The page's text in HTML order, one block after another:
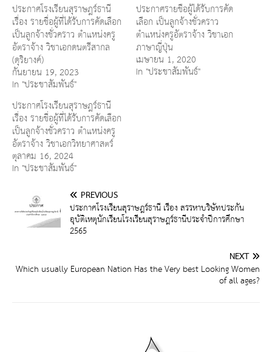
ประกาศโรงเรียนสุราษฎร์ธานี
เรื่อง รายชื่อผู้ที่ได้รับการคัดเลือก
เป็นลูกจ้างชั่วคราว ตำแหน่งครู
อัตราจ้าง วิชาเอกดนตรีสากล
(ดุริยางค์)
กันยายน 19, 2023
In "ประชาสัมพันธ์"
ประกาศรายชื่อผู้ได้รับการคัด
เลือก เป็นลูกจ้างชั่วคราว
ตำแหน่งครูอัตราจ้าง วิชาเอก
ภาษาญี่ปุ่น
เมษายน 1, 2020
In "ประชาสัมพันธ์"
ประกาศโรงเรียนสุราษฎร์ธานี
เรื่อง รายชื่อผู้ที่ได้รับการคัดเลือก
เป็นลูกจ้างชั่วคราว ตำแหน่งครู
อัตราจ้าง วิชาเอกวิทยาศาสตร์
ตุลาคม 16, 2024
In "ประชาสัมพันธ์"
PREVIOUS
ประกาศโรงเรียนสุราษฎร์ธานี เรื่อง สรรหาบริษัทประกัน
อุบัติเหตุนักเรียนโรงเรียนสุราษฎร์ธานีประจำปีการศึกษา
2565
NEXT
Which usually European Nation Has the Very best Looking Women
of all ages?